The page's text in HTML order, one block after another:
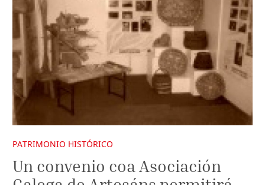
PATRIMONIO HISTÓRICO
Un convenio coa Asociación